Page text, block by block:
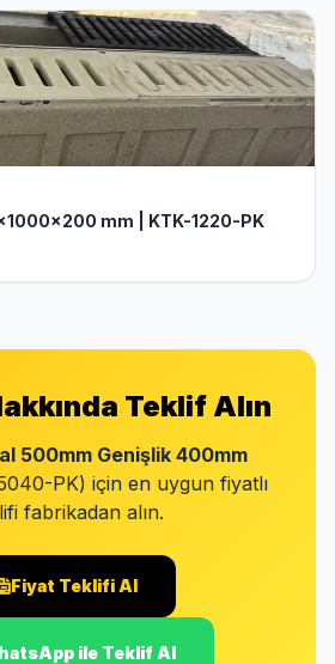
mm | KTK-1220-PK
Teklif Alın
500mm Genişlik 400mm
PK) için en uygun fiyatlı
fabrikadan alın.
Fiyat Teklifi Al
ile Teklif Al